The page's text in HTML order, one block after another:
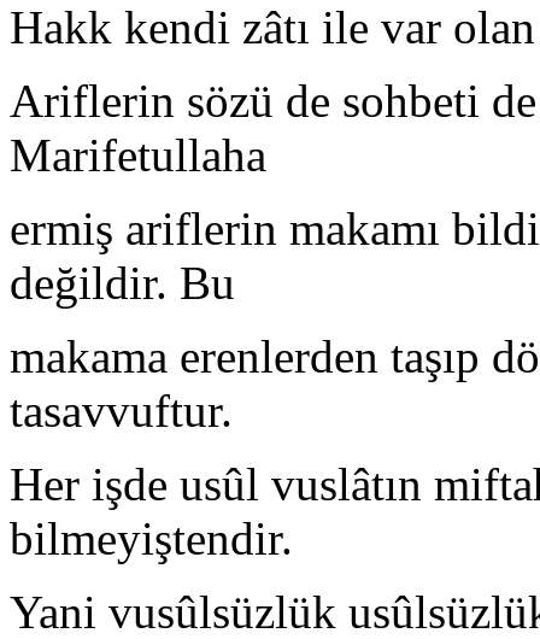
Hakk kendi zâtı ile var
Ariflerin sözü de sohbeti
Marifetullaha
ermiş ariflerin makamı
değildir. Bu
makama erenlerden taşıp
tasavvuftur.
Her işde usûl vuslâtın
bilmeyiştendir.
Yani vusûlsüzlük